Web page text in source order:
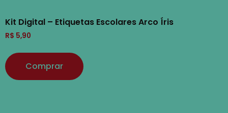
Kit Digital – Etiquetas Escolares Arco Íris
R$ 5,90
Comprar